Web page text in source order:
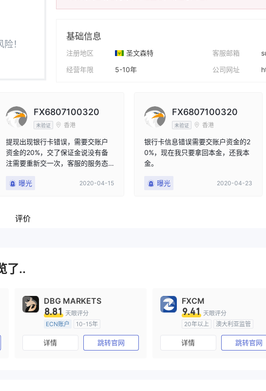
！
基础信息
注册地区
圣文森特
经营年限
5-10年
客服邮箱
公司网址
FX6807100320
未验证 香港
提现出现银行卡错误，需要交账户
资金的20%，交了保证金说没有备
注需要重新交一次，客服的服务态
台坑人，还我本金。
曝光 2020-04-15
FX6807100320
未验证 香港
银行卡信息错误需要交账户资金的2
0%，现在我只要拿回本金，还我本
金。
曝光 2020-04-23
评价
了..
DBG MARKETS
8.81 天眼评分
ECN账户
10-15年
澳大利亚监管
全牌照 (MM)
主标MT4
详情 跳转官网
FXCM
9.41 天眼评分
20年以上
澳大利亚监管
全牌照 (MM)
主标MT4
详情 跳转官网